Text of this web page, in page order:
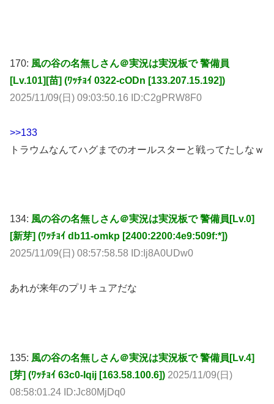
170: 風の谷の名無しさん＠実況は実況板で 警備員
[Lv.101][苗] (ﾜｯﾁｮｲ 0322-cODn [133.207.15.192])
2025/11/09(日) 09:03:50.16 ID:C2gPRW8F0
>>133
トラウムなんてハグまでのオールスターと戦ってたしなｗ
134: 風の谷の名無しさん＠実況は実況板で 警備員[Lv.0]
[新芽] (ﾜｯﾁｮｲ db11-omkp [2400:2200:4e9:509f:*])
2025/11/09(日) 08:57:58.58 ID:Ij8A0UDw0
あれが来年のプリキュアだな
135: 風の谷の名無しさん＠実況は実況板で 警備員[Lv.4]
[芽] (ﾜｯﾁｮｲ 63c0-Iqij [163.58.100.6]) 2025/11/09(日)
08:58:01.24 ID:Jc80MjDq0